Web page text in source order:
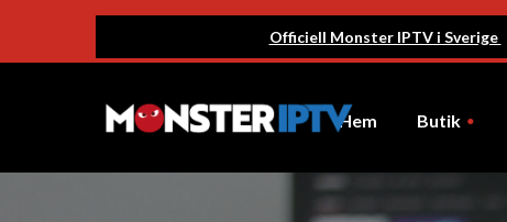
Officiell Monster IPTV i Sverige
Hem Butik